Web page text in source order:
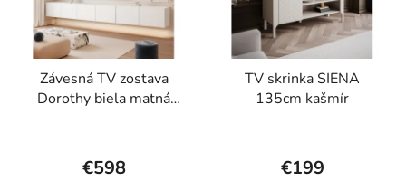
Závesná TV zostava
Dorothy biela matná
€598
TV skrinka SIENA
135cm kašmír
€199